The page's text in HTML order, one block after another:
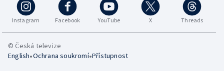
Instagram Facebook YouTube X Threads
© Česká televize
English•Ochrana soukromí•Přístupnost